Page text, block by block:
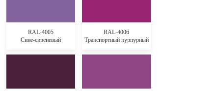
RAL-4005
Сине-сиреневый
RAL-4006
Транспортный пурпурный